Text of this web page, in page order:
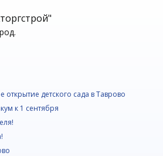
открытие детского сада в Таврово
к 1 сентября